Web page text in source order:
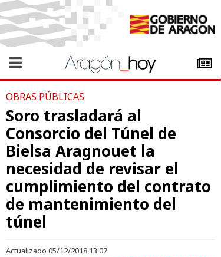
OBRAS PÚBLICAS
Soro trasladará al
Consorcio del Túnel de
Bielsa Aragnouet la
necesidad de revisar el
cumplimiento del contrato
de mantenimiento del
túnel
Actualizado 05/12/2018 13:07